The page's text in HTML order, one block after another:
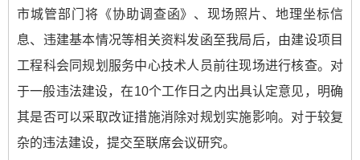
市城管部门将《协助调查函》、现场照片、地理坐标信
息、违建基本情况等相关资料发函至我局后，由建设项目
工程科会同规划服务中心技术人员前往现场进行核查。对
于一般违法建设，在10个工作日之内出具认定意见，明确
其是否可以采取改证措施消除对规划实施影响。对于较复
杂的违法建设，提交至联席会议研究。